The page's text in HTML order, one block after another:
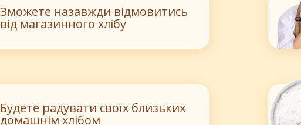
Зможете назавжди відмовитись
від магазинного хлібу
Будете радувати своїх близьких
домашнім хлібом